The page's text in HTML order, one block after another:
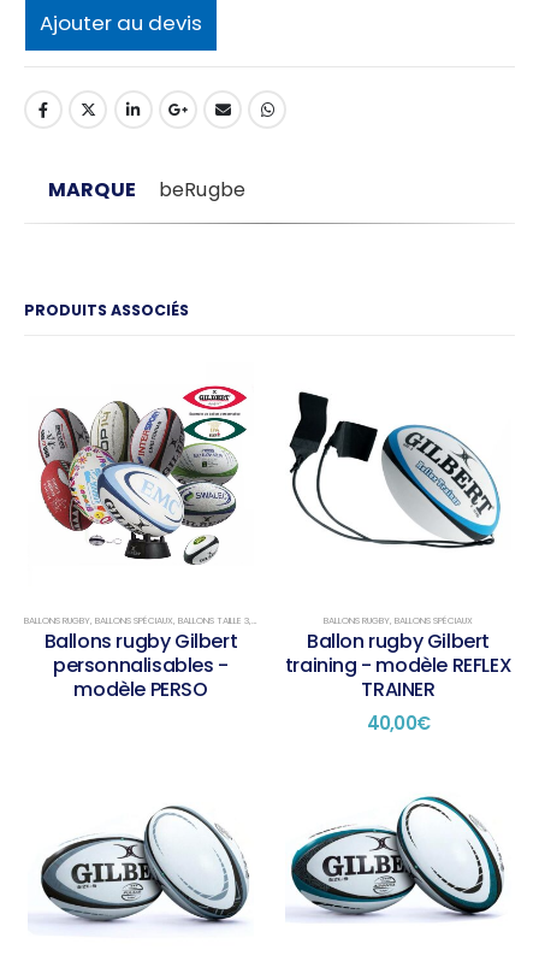
Ajouter au devis
MARQUE beRugbe
PRODUITS ASSOCIÉS
BALLONS RUGBY, BALLONS SPÉCIAUX, BALLONS TAILLE 3, BALLONS TAILLE 4,BALLONS TAILLE 5
Ballons rugby Gilbert
personnalisables -
modèle PERSO
BALLONS RUGBY, BALLONS SPÉCIAUX
Ballon rugby Gilbert
training - modèle REFLEX
TRAINER
40,00€